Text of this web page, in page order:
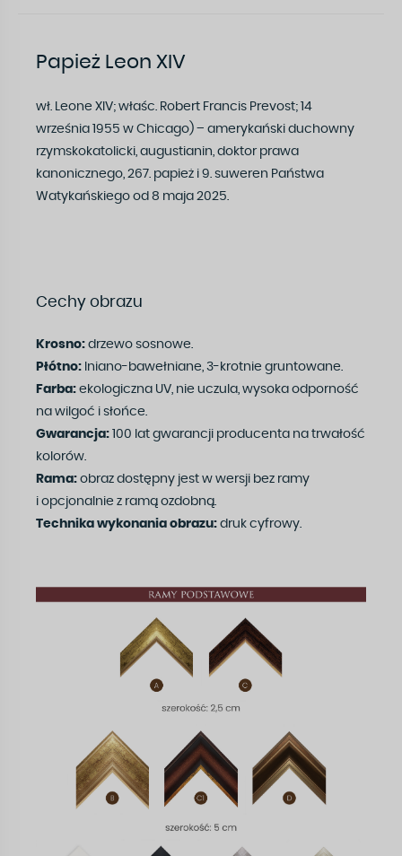
Papież Leon XIV
wł. Leone XIV; właśc. Robert Francis Prevost; 14
września 1955 w Chicago) – amerykański duchowny
rzymskokatolicki, augustianin, doktor prawa
kanonicznego, 267. papież i 9. suweren Państwa
Watykańskiego od 8 maja 2025.
Cechy obrazu
Krosno: drzewo sosnowe.
Płótno: lniano-bawełniane, 3-krotnie gruntowane.
Farba: ekologiczna UV, nie uczula, wysoka odporność
na wilgoć i słońce.
Gwarancja: 100 lat gwarancji producenta na trwałość
kolorów.
Rama: obraz dostępny jest w wersji bez ramy
i opcjonalnie z ramą ozdobną.
Technika wykonania obrazu: druk cyfrowy.